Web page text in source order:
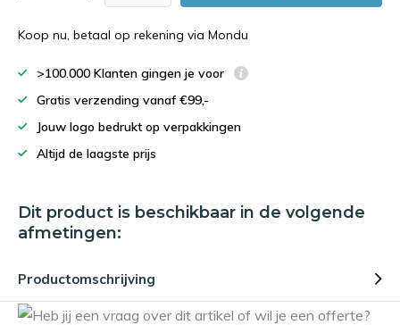
Koop nu, betaal op rekening via Mondu
>100.000 Klanten gingen je voor
Gratis verzending vanaf €99,-
Jouw logo bedrukt op verpakkingen
Altijd de laagste prijs
Dit product is beschikbaar in de volgende
afmetingen:
Productomschrijving